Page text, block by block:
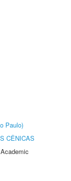
Paulo)
CÊNICAS